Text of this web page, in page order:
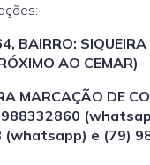
BAIRRO:
AO CEMAR)
MARCAÇÃO DE
(whatsapp) e (79)